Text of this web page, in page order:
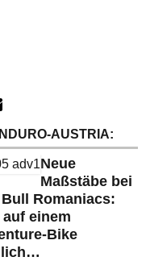
AUSTRIA:
Neue
Maßstäbe bei
Bull Romaniacs:
auf einem
Bike